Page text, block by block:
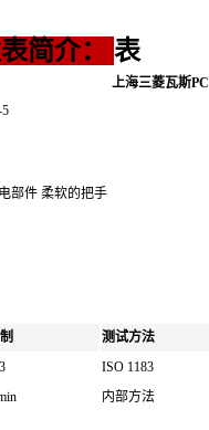
简介： 表
上海三菱瓦斯PC
部件 柔软的把手
测试方法
ISO 1183
内部方法